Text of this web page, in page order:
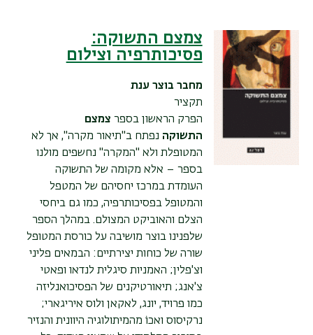
צמצם התשוקה:
פסיכותרפיה וצילום
מחברבוצר ענת
תקציר
הפרק הראשון בספר צמצם
התשוקה נפתח ב"תיאור מקרה", אך לא
המטופלת ולא "המקרה" נחשפים מולנו
בספר – אלא מקומה של התשוקה
העומדת במרכז יחסיהם של המטפל
והמטופל בפסיכותרפיה, כמו גם ביחסי
הצלם והאוביקט המצולם. במהלך הספר
שלפנינו בוצר מושיבה על כורסת המטופל
שורה של כוחות יצירתיים: הבמאים פליני
וצ'פלין; האמניות סיגלית לנדאו ופאטי
צ'אנג; תיאורטיקנים של הפסיכואנליזה
כמו פרויד, יונג, לאקאן ולוס איריגארי;
נרקיסוס ואכוֹ מהמיתולוגיה היוונית והנזיר